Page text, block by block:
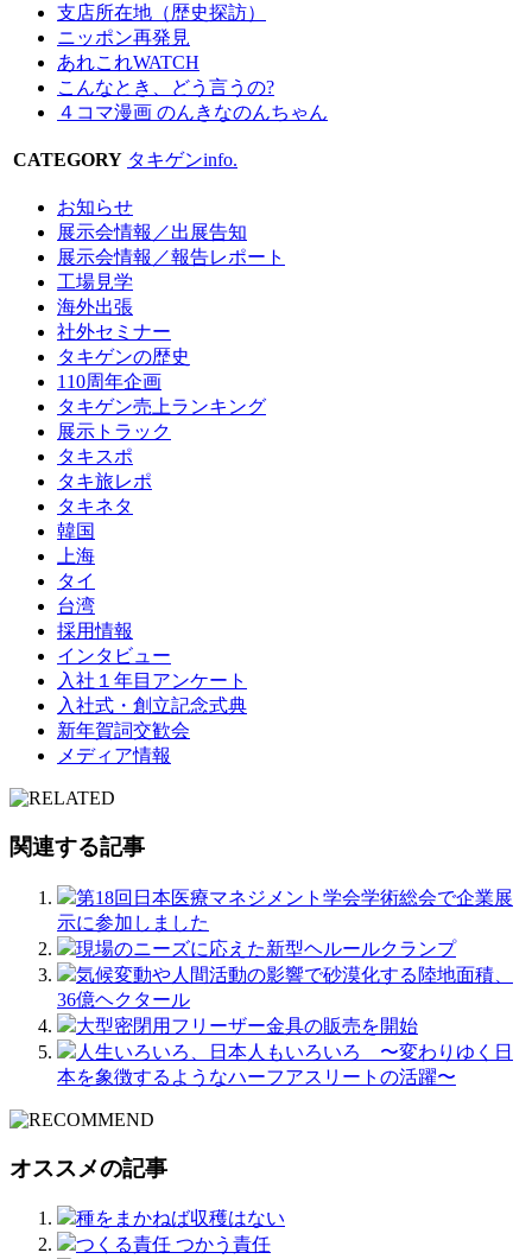
支店所在地（歴史探訪）
ニッポン再発見
あれこれWATCH
こんなとき、どう言うの?
４コマ漫画 のんきなのんちゃん
CATEGORY タキゲンinfo.
お知らせ
展示会情報／出展告知
展示会情報／報告レポート
工場見学
海外出張
社外セミナー
タキゲンの歴史
110周年企画
タキゲン売上ランキング
展示トラック
タキスポ
タキ旅レポ
タキネタ
韓国
上海
タイ
台湾
採用情報
インタビュー
入社１年目アンケート
入社式・創立記念式典
新年賀詞交歓会
メディア情報
関連する記事
第18回日本医療マネジメント学会学術総会で企業展
示に参加しました
現場のニーズに応えた新型ヘルールクランプ
気候変動や人間活動の影響で砂漠化する陸地面積、
36億ヘクタール
大型密閉用フリーザー金具の販売を開始
人生いろいろ、日本人もいろいろ 〜変わりゆく日
本を象徴するようなハーフアスリートの活躍〜
オススメの記事
種をまかねば収穫はない
つくる責任 つかう責任